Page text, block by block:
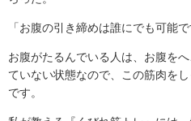
「お腹の引き締めは誰にでも可能で
お腹がたるんでいる人は、お腹を
ていない状態なので、この筋肉を
です。